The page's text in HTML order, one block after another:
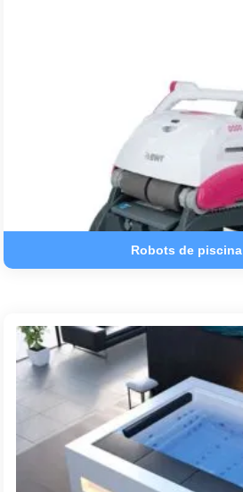
Robots de piscina